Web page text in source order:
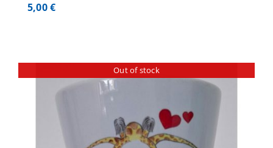
5,00€
Out of stock